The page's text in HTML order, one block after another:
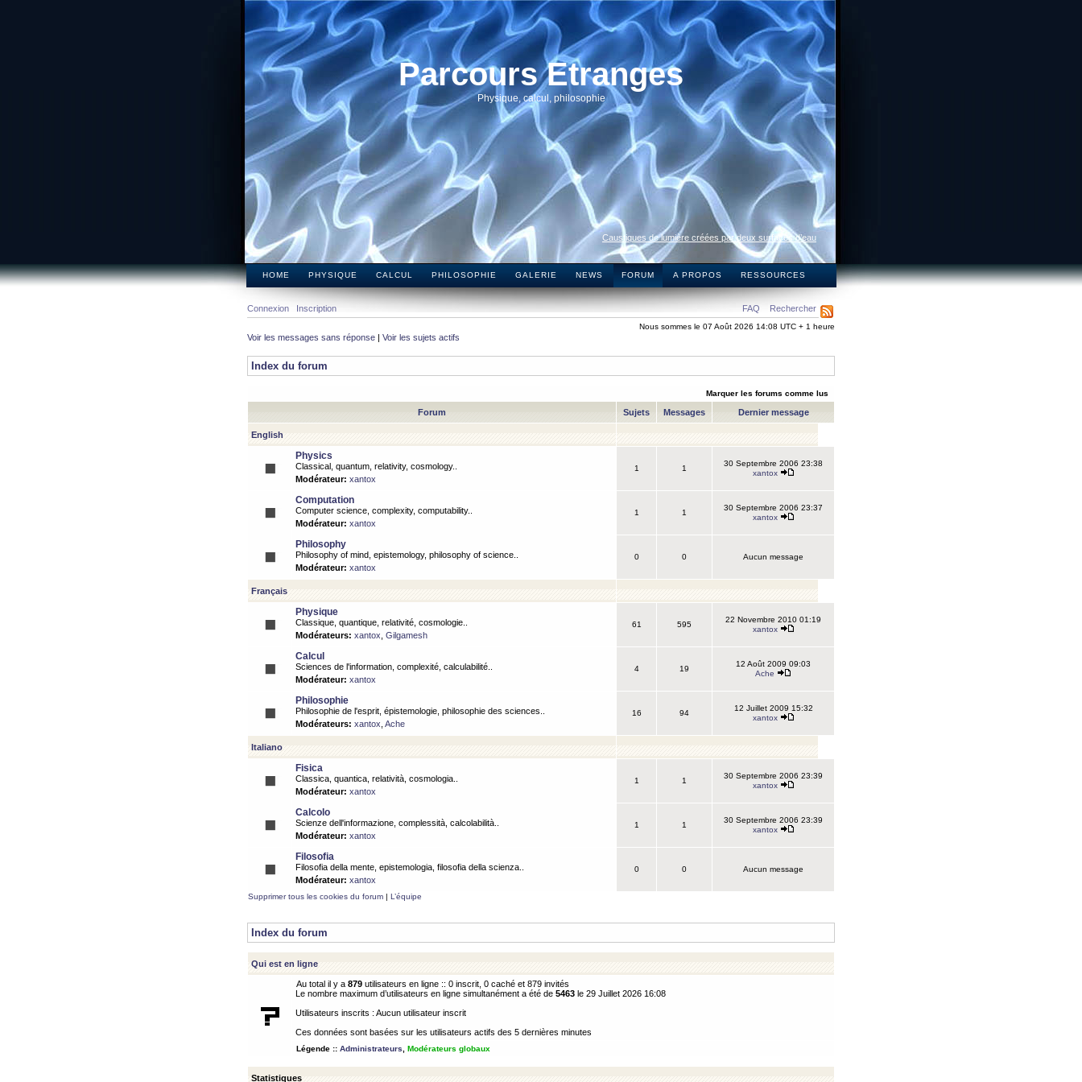
Parcours Etranges
Physique, calcul, philosophie
Caustiques de lumière créées par deux surfaces d’eau
HOME PHYSIQUE CALCUL PHILOSOPHIE GALERIE NEWS FORUM A PROPOS RESSOURCES
FAQ Rechercher
Connexion Inscription
Nous sommes le 07 Août 2026 14:08 UTC + 1 heure
Voir les messages sans réponse | Voir les sujets actifs
Index du forum
Marquer les forums comme lus
Forum Sujets Messages Dernier message
English
Physics
Classical, quantum, relativity, cosmology..
Modérateur: xantox
1 1
30 Septembre 2006 23:38
xantox
Computation
Computer science, complexity, computability..
Modérateur: xantox
1 1
30 Septembre 2006 23:37
xantox
Philosophy
Philosophy of mind, epistemology, philosophy of science..
Modérateur: xantox
0 0 Aucun message
Français
Physique
Classique, quantique, relativité, cosmologie..
Modérateurs: xantox Gilgamesh
61 595
22 Novembre 2010 01:19
xantox
Calcul
Sciences de l'information, complexité, calculabilité..
Modérateur: xantox
4 19
12 Août 2009 09:03
Ache
Philosophie
Philosophie de l'esprit, épistemologie, philosophie des sciences..
Modérateurs: xantox Ache
16 94
12 Juillet 2009 15:32
xantox
Italiano
Fisica
Classica, quantica, relatività, cosmologia..
Modérateur: xantox
1 1
30 Septembre 2006 23:39
xantox
Calcolo
Scienze dell'informazione, complessità, calcolabilità..
Modérateur: xantox
1 1
30 Septembre 2006 23:39
xantox
Filosofia
Filosofia della mente, epistemologia, filosofia della scienza..
Modérateur: xantox
0 0 Aucun message
Supprimer tous les cookies du forum | L’équipe
Index du forum
Qui est en ligne
Au total il y a 879 utilisateurs en ligne :: 0 inscrit, 0 caché et 879 invités
Le nombre maximum d’utilisateurs en ligne simultanément a été de 5463 le 29 Juillet 2026 16:08
Utilisateurs inscrits : Aucun utilisateur inscrit
Ces données sont basées sur les utilisateurs actifs des 5 dernières minutes
Légende :: Administrateurs Modérateurs globaux
Statistiques